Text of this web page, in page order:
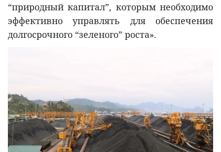
“природный капитал”, которым необходимо
эффективно управлять для обеспечения
долгосрочного “зеленого” роста».